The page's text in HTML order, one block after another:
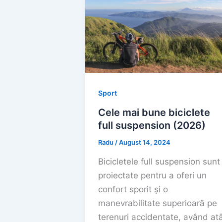
Sport
Cele mai bune biciclete
full suspension (2026)
Radu /August 14, 2024
Bicicletele full suspension sunt
proiectate pentru a oferi un
confort sporit și o
manevrabilitate superioară pe
terenuri accidentate, având